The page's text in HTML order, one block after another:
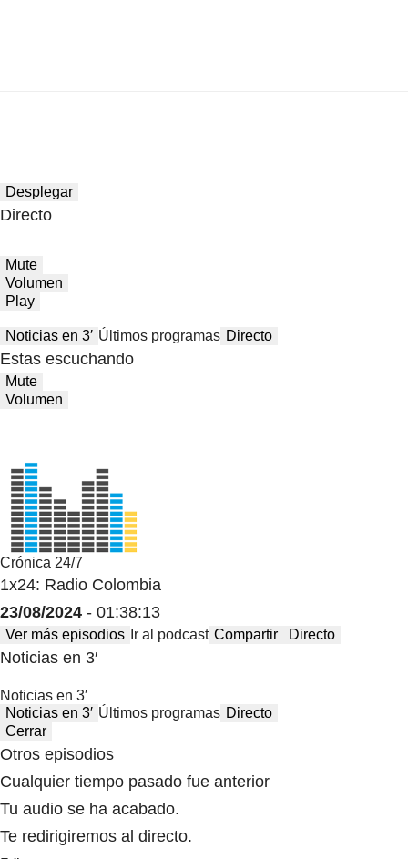
Desplegar
Directo
Mute
Volumen
Play
Noticias en 3′ Últimos programas Directo
Estas escuchando
Mute
Volumen
Crónica 24/7
1x24: Radio Colombia
23/08/2024 - 01:38:13
Ver más episodios Ir al podcast Compartir Directo
Noticias en 3′
Noticias en 3′
Noticias en 3′ Últimos programas Directo
Cerrar
Otros episodios
Cualquier tiempo pasado fue anterior
Tu audio se ha acabado.
Te redirigiremos al directo.